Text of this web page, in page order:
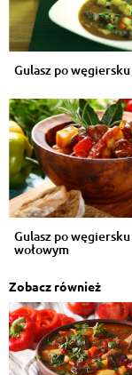
Gulasz po węgiersku
Gulasz po
wołowym
Zobacz również